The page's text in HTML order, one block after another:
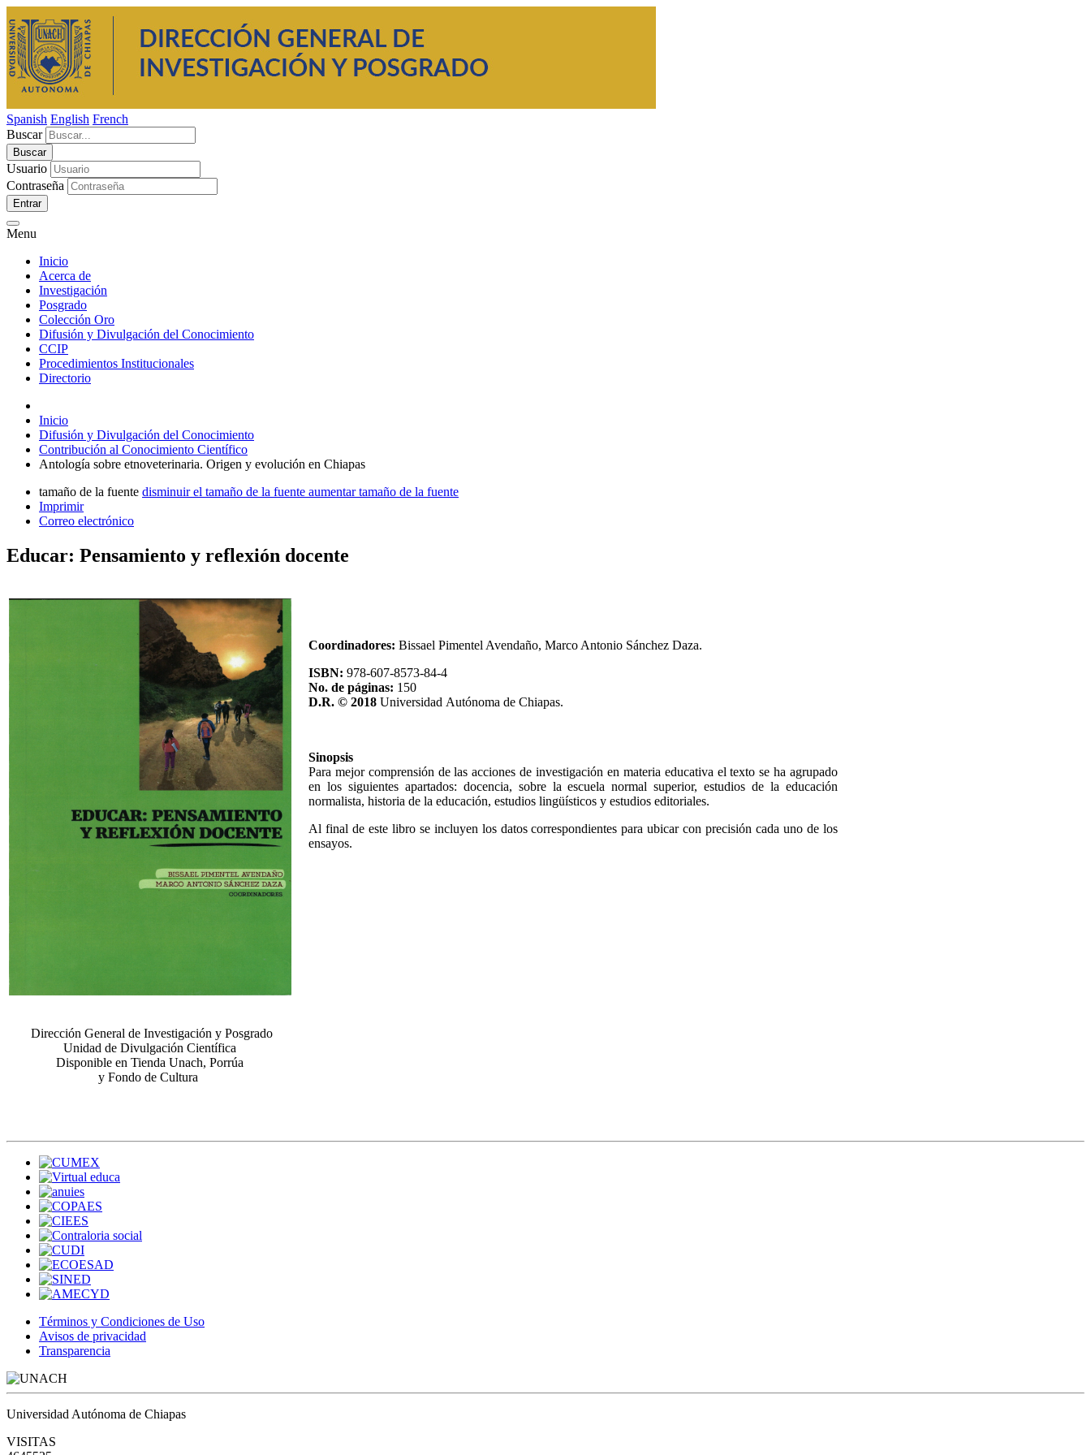
Spanish English French
Buscar
Usuario
Contraseña
Entrar
Menu
Inicio
Acerca de
Investigación
Posgrado
Colección Oro
Difusión y Divulgación del Conocimiento
CCIP
Procedimientos Institucionales
Directorio
Inicio
Difusión y Divulgación del Conocimiento
Contribución al Conocimiento Científico
Antología sobre etnoveterinaria. Origen y evolución en Chiapas
tamaño de la fuente disminuir el tamaño de la fuente aumentar tamaño de la fuente
Imprimir
Correo electrónico
Educar: Pensamiento y reflexión docente
Dirección General de Investigación y Posgrado
Unidad de Divulgación Científica
Disponible en Tienda Unach, Porrúa
y Fondo de Cultura
Coordinadores: Bissael Pimentel Avendaño, Marco Antonio Sánchez Daza.
ISBN: 978-607-8573-84-4
No. de páginas: 150
D.R. © 2018 Universidad Autónoma de Chiapas.
Sinopsis
Para mejor comprensión de las acciones de investigación en materia educativa el texto se ha agrupado
en los siguientes apartados: docencia, sobre la escuela normal superior, estudios de la educación
normalista, historia de la educación, estudios lingüísticos y estudios editoriales.
Al final de este libro se incluyen los datos correspondientes para ubicar con precisión cada uno de los
ensayos.
Términos y Condiciones de Uso
Avisos de privacidad
Transparencia
Universidad Autónoma de Chiapas
VISITAS